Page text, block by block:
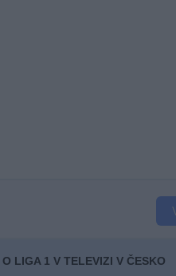
LIGA 1 V TELEVIZI V ČESKO